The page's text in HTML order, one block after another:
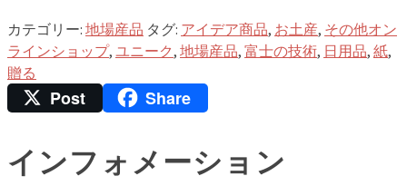
カテゴリー: 地場産品 タグ: アイデア商品, お土産, その他オン
ラインショップ, ユニーク, 地場産品, 富士の技術, 日用品, 紙,
贈る
Post Share
インフォメーション